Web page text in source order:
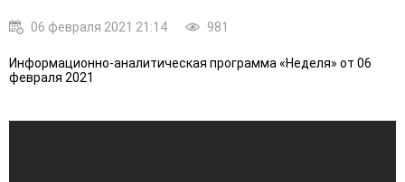
06 февраля 2021 21:14 981
Информационно-аналитическая программа «Неделя» от 06
февраля 2021